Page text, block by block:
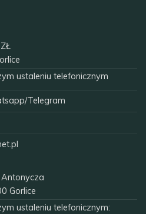
ustaleniu telefonicznym
Telegram
Antonycza
Gorlice
ustaleniu telefonicznym: